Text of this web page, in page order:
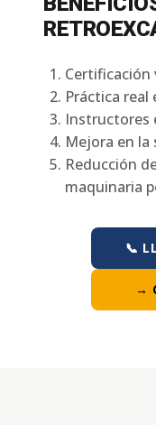
Certificación
Práctica real
Instructores
Mejora en la
Reducción
maquinaria
📞
→